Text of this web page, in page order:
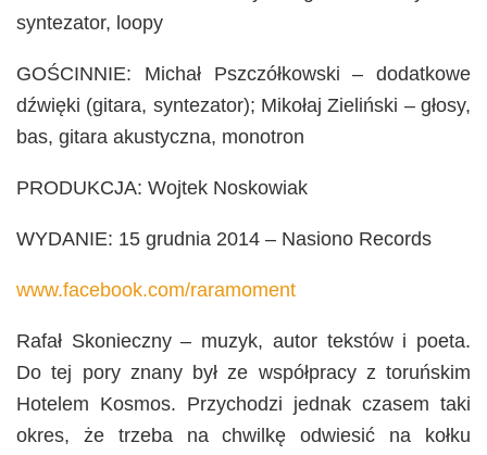
syntezator, loopy
GOŚCINNIE: Michał Pszczółkowski – dodatkowe
dźwięki (gitara, syntezator); Mikołaj Zieliński – głosy,
bas, gitara akustyczna, monotron
PRODUKCJA: Wojtek Noskowiak
WYDANIE: 15 grudnia 2014 – Nasiono Records
www.facebook.com/raramoment
Rafał Skonieczny – muzyk, autor tekstów i poeta.
Do tej pory znany był ze współpracy z toruńskim
Hotelem Kosmos. Przychodzi jednak czasem taki
okres, że trzeba na chwilkę odwiesić na kołku